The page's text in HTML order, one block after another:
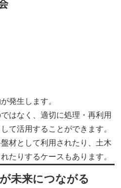
発生します。
はなく、適切に処理・再利用
て活用することができます。
材として利用されたり、土木
たりするケースもあります。
未来につながる